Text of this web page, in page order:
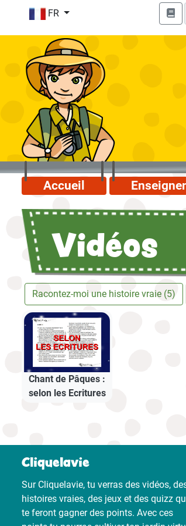
FR
Accueil
Vidéos
Racontez-moi une histoire vraie (5)
Chant de Pâques :
selon les Ecritures
Cliquelavie
Sur Cliquelavie, tu verras des vidéos,
histoires vraies, des jeux et des quizz
te feront gagner des points. Avec ces